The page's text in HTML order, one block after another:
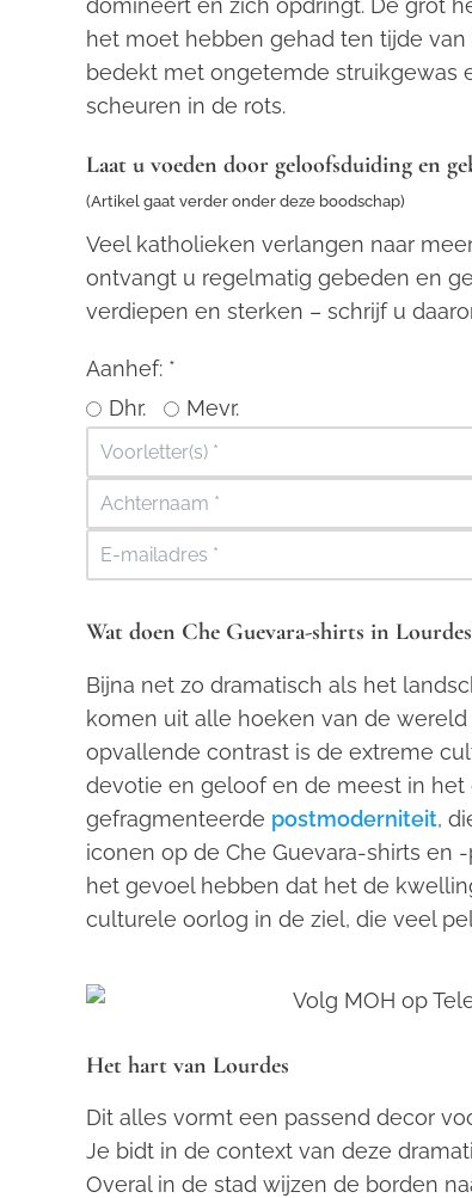
domineert en zich opdringt. De grot
het moet hebben gehad ten tijde
bedekt met ongetemde struikgewas
scheuren in de rots.
Laat u voeden door geloofsduiding en
(Artikel gaat verder onder deze boodschap)
Veel katholieken verlangen naar
ontvangt u regelmatig gebeden en
verdiepen en sterken – schrijf u
Aanhef: *
Dhr.
Mevr.
Wat doen Che Guevara-shirts in
Bijna net zo dramatisch als het
komen uit alle hoeken van de
opvallende contrast is de extreme
devotie en geloof en de meest in
gefragmenteerde postmoderniteit,
iconen op de Che Guevara-shirts en
het gevoel hebben dat het de
culturele oorlog in de ziel, die veel
Het hart van Lourdes
Dit alles vormt een passend decor
Je bidt in de context van deze
Overal in de stad wijzen de borden